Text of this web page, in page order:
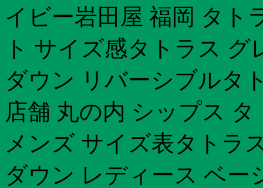
イビー岩田屋 福岡 タト
ト サイズ感タトラス
ダウン リバーシブルタ
店舗 丸の内 シップス
メンズ サイズ表タトラ
ダウン レディース ベー